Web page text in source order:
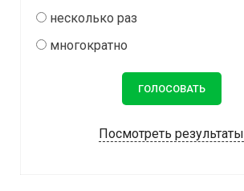
несколько раз
многократно
Посмотреть результаты